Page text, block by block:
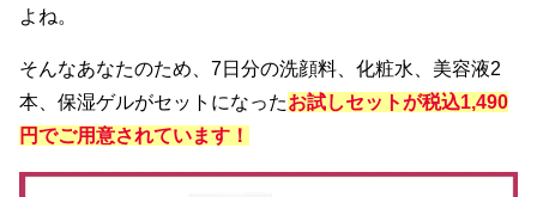
よね。
そんなあなたのため、7日分の洗顔料、化粧水、美容液2
本、保湿ゲルがセットになったお試しセットが税込1,490
円でご用意されています！